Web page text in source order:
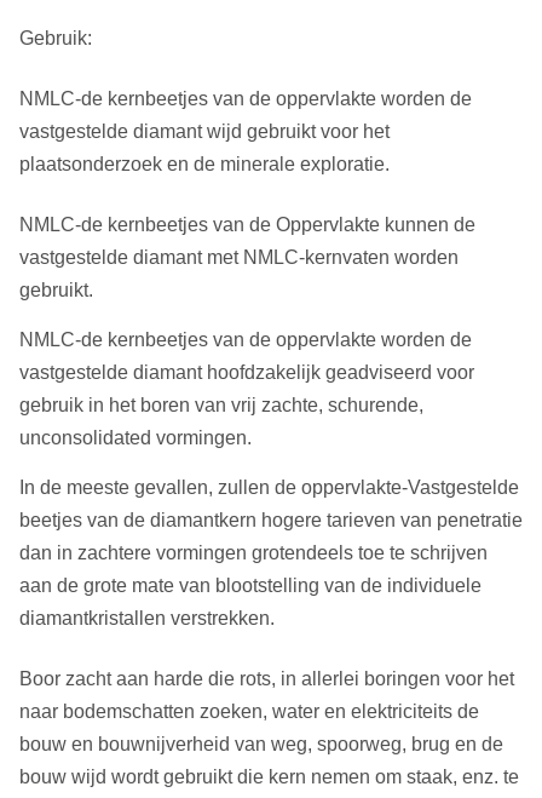
Gebruik:
NMLC-de kernbeetjes van de oppervlakte worden de
vastgestelde diamant wijd gebruikt voor het
plaatsonderzoek en de minerale exploratie.
NMLC-de kernbeetjes van de Oppervlakte kunnen de
vastgestelde diamant met NMLC-kernvaten worden
gebruikt.
NMLC-de kernbeetjes van de oppervlakte worden de
vastgestelde diamant hoofdzakelijk geadviseerd voor
gebruik in het boren van vrij zachte, schurende,
unconsolidated vormingen.
In de meeste gevallen, zullen de oppervlakte-Vastgestelde
beetjes van de diamantkern hogere tarieven van penetratie
dan in zachtere vormingen grotendeels toe te schrijven
aan de grote mate van blootstelling van de individuele
diamantkristallen verstrekken.
Boor zacht aan harde die rots, in allerlei boringen voor het
naar bodemschatten zoeken, water en elektriciteits de
bouw en bouwnijverheid van weg, spoorweg, brug en de
bouw wijd wordt gebruikt die kern nemen om staak, enz. te